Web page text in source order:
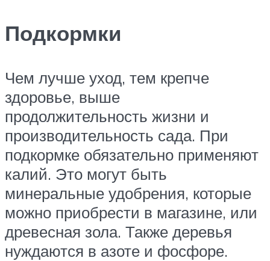
Подкормки
Чем лучше уход, тем крепче
здоровье, выше
продолжительность жизни и
производительность сада. При
подкормке обязательно применяют
калий. Это могут быть
минеральные удобрения, которые
можно приобрести в магазине, или
древесная зола. Также деревья
нуждаются в азоте и фосфоре.